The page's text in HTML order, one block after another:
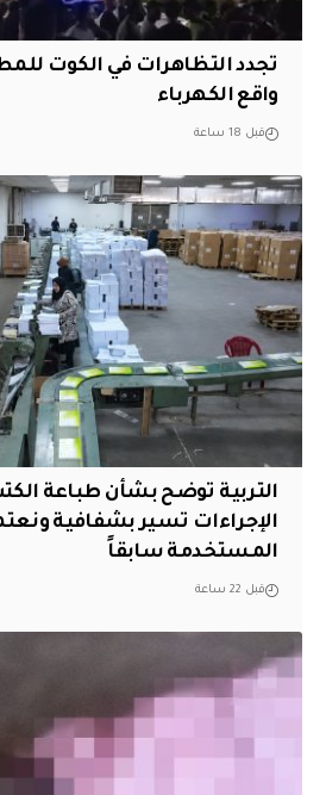
تجدد التظاهرات في الكوت
واقع الكهرباء
قبل 18 ساعة
التربية توضح بشأن طباعة
الإجراءات تسير بشفافية
المستخدمة سابقاً
قبل 22 ساعة